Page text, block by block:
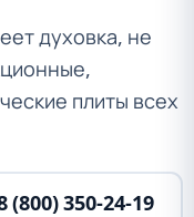
духовка, не
плиты всех
(800) 350-24-19